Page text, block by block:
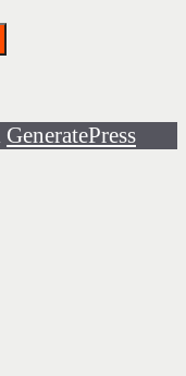
GeneratePress